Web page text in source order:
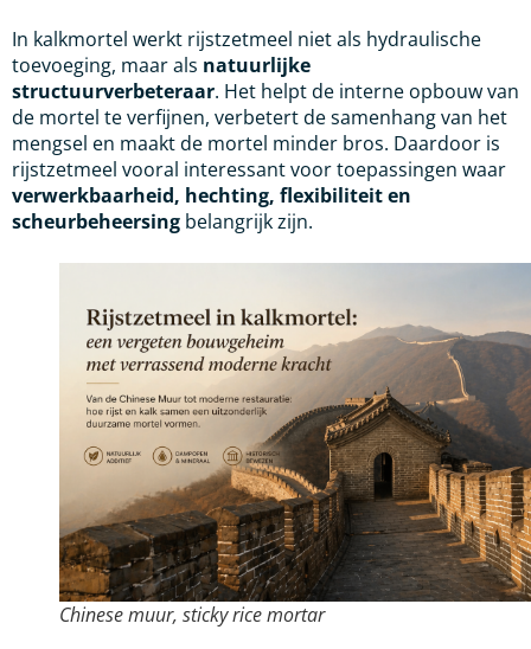
In kalkmortel werkt rijstzetmeel niet als hydraulische
toevoeging, maar als natuurlijke
structuurverbeteraar. Het helpt de interne opbouw van
de mortel te verfijnen, verbetert de samenhang van het
mengsel en maakt de mortel minder bros. Daardoor is
rijstzetmeel vooral interessant voor toepassingen waar
verwerkbaarheid, hechting, flexibiliteit en
scheurbeheersing belangrijk zijn.
Chinese muur, sticky rice mortar